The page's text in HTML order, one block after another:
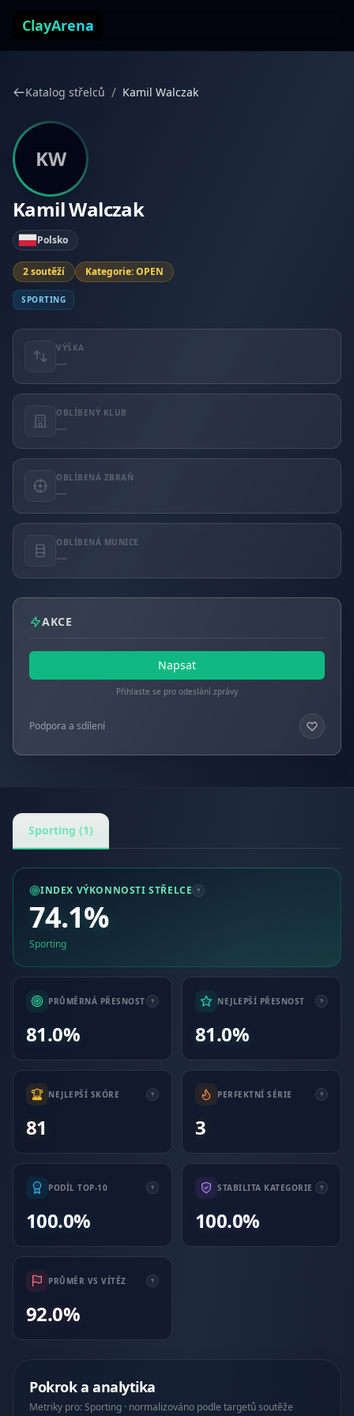
ClayArena
Katalog střelců / Kamil Walczak
KW
Kamil Walczak
Polsko
2 soutěží Kategorie: OPEN
SPORTING
VÝŠKA
—
OBLÍBENÝ KLUB
—
OBLÍBENÁ ZBRAŇ
—
OBLÍBENÁ MUNICE
—
AKCE
Napsat
Přihlaste se pro odeslání zprávy
Podpora a sdílení
Sporting (1)
INDEX VÝKONNOSTI STŘELCE
74.1%
Sporting
PRŮMĚRNÁ PŘESNOST
81.0%
NEJLEPŠÍ PŘESNOST
81.0%
NEJLEPŠÍ SKÓRE
81
PERFEKTNÍ SÉRIE
3
PODÍL TOP-10
100.0%
STABILITA KATEGORIE
100.0%
PRŮMĚR VS VÍTĚZ
92.0%
Pokrok a analytika
Metriky pro: Sporting · normalizováno podle targetů soutěže